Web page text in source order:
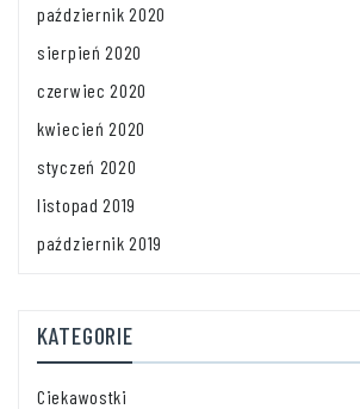
październik 2020
sierpień 2020
czerwiec 2020
kwiecień 2020
styczeń 2020
listopad 2019
październik 2019
KATEGORIE
Ciekawostki